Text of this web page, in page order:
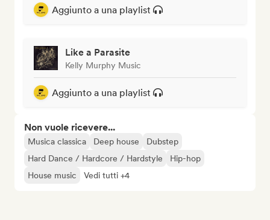
Aggiunto a una playlist
Like a Parasite
Kelly Murphy Music
Aggiunto a una playlist
Non vuole ricevere...
Musica classica Deep house
Dubstep
Hard Dance / Hardcore / Hardstyle
Hip-hop
House music
Vedi tutti +4